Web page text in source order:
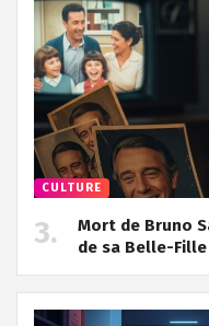
CULTURE
Mort de Bruno
de sa Belle-Fille